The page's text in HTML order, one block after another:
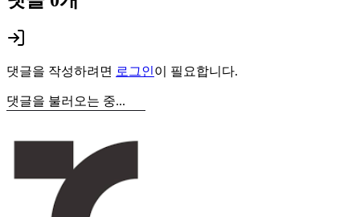
댓글을 작성하려면 로그인이 필요합니다.
댓글을 불러오는 중...